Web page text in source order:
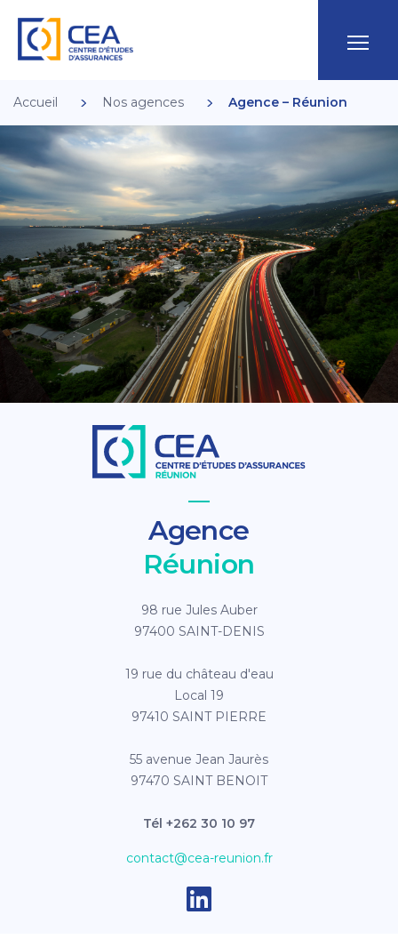
Accueil Nos agences Agence – Réunion
Agence
Réunion
98 rue Jules Auber
97400 SAINT-DENIS
19 rue du château d'eau
Local 19
97410 SAINT PIERRE
55 avenue Jean Jaurès
97470 SAINT BENOIT
Tél +262 30 10 97
contact@cea-reunion.fr